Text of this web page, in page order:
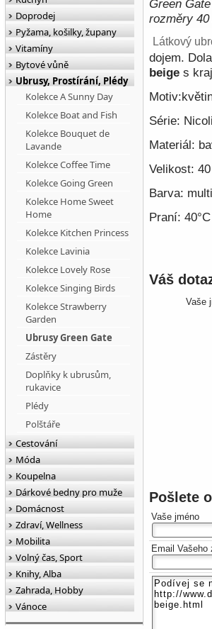
Green
rozměry
Látkový
dojem.
beige s
Série:
Materiál:
Velikost:
Barva:
Praní: 40°C
Váš
Vaše
Pošlete
Vaše jméno
Email Vašeho
Doprodej
Pyžama, košilky, župany
Vitamíny
Bytové vůně
Ubrusy, Prostírání, Plédy
Kolekce A Sunny Day
Kolekce Boat and Fish
Kolekce Bouquet de
Lavande
Kolekce Coffee Time
Kolekce Going Green
Kolekce Home Sweet
Home
Kolekce Kitchen Princess
Kolekce Lavinia
Kolekce Lovely Rose
Kolekce Singing Birds
Kolekce Strawberry
Garden
Ubrusy Green Gate
Zástěry
Doplňky k ubrusům,
rukavice
Plédy
Polštáře
Cestování
Móda
Koupelna
Dárkové bedny pro muže
Domácnost
Zdraví, Wellness
Mobilita
Volný čas, Sport
Knihy, Alba
Zahrada, Hobby
Vánoce